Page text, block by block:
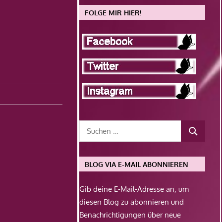
FOLGE MIR HIER!
BLOG VIA E-MAIL ABONNIEREN
Gib deine E-Mail-Adresse an, um
diesen Blog zu abonnieren und
Benachrichtigungen über neue